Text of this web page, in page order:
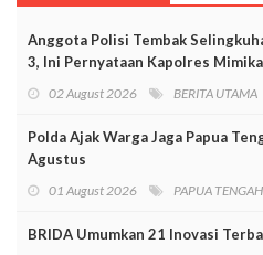
Anggota Polisi Tembak
3, Ini Pernyataan Kapolres Mimika
02 August 2026 BERITA UTAMA
Polda Ajak Warga Jaga Papua
Agustus
01 August 2026 PAPUA TENGAH
BRIDA Umumkan 21 Inovasi